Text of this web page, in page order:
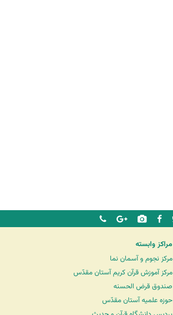
مراکز وابسته
مرکز نجوم و آسمان نما
مرکز آموزش قرآن کریم آستان مقدّس
صندوق قرض الحسنه
حوزه علمیه آستان مقدّس